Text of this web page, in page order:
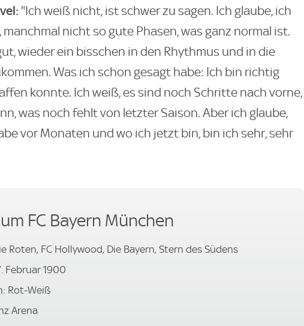
"Ich weiß nicht, ist schwer zu sagen. Ich glaube, ich
nicht so gute Phasen, was ganz normal ist.
wieder ein bisschen in den Rhythmus und in die
Was ich schon gesagt habe: Ich bin richtig
konnte. Ich weiß, es sind noch Schritte nach vorne,
was noch fehlt von letzter Saison. Aber ich glaube,
vor Monaten und wo ich jetzt bin, bin ich sehr, sehr
FC Bayern München
Roten, FC Hollywood, Die Bayern, Stern des Südens
Februar 1900
Rot-Weiß
Arena